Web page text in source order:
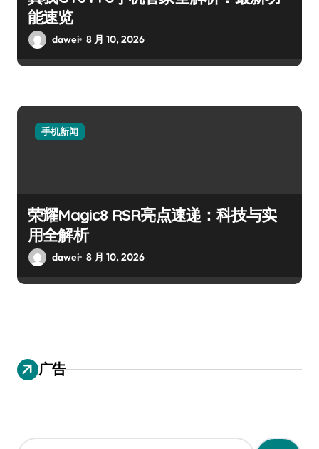
能速览
dawei 8 月 10, 2026
手机新闻
荣耀Magic8 RSR亮点速递：科技与实
用全解析
dawei 8 月 10, 2026
广告
搜